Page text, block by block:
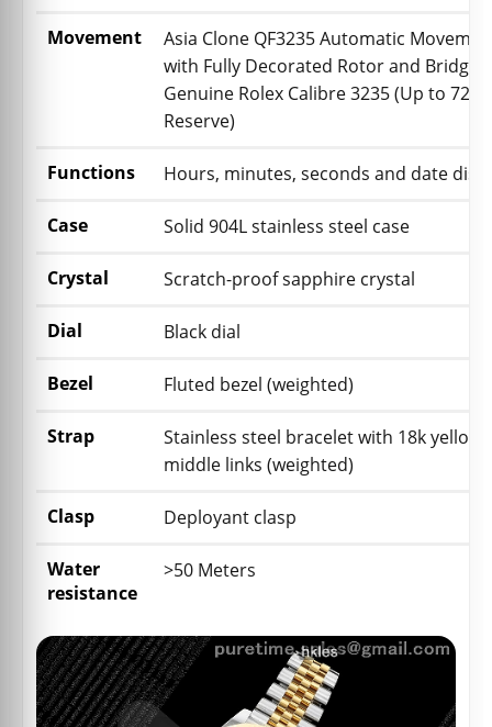
Movement
Asia Clone QF3235 Automatic
with Fully Decorated Rotor and Bridges
Genuine Rolex Calibre 3235 (Up to
Reserve)
Functions Hours, minutes, seconds and date
Case Solid 904L stainless steel case
Crystal Scratch-proof sapphire crystal
Dial Black dial
Bezel Fluted bezel (weighted)
Strap
Stainless steel bracelet with 18k yellow
middle links (weighted)
Clasp Deployant clasp
Water
resistance
>50 Meters